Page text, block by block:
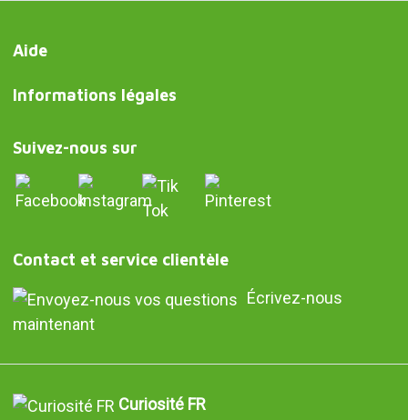
Aide
Informations légales
Suivez-nous sur
Contact et service clientèle
Écrivez-nous
maintenant
Curiosité FR